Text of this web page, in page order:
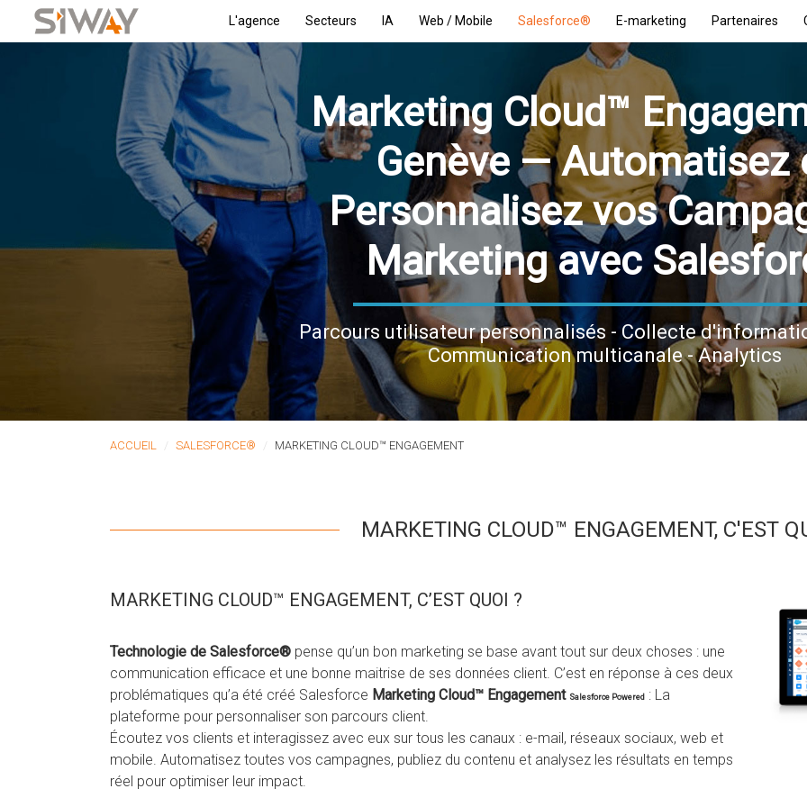
L'agence Secteurs IA Web / Mobile Salesforce® E-marketing Partenaires
Marketing Cloud™
Genève — Automatisez
Personnalisez vos
Marketing avec
Parcours utilisateur personnalisés - Collecte
Communication multicanale - Analytics
ACCUEIL SALESFORCE® MARKETING CLOUD™ ENGAGEMENT
MARKETING CLOUD™ ENGAGEMENT, C'EST
MARKETING CLOUD™ ENGAGEMENT, C’EST QUOI ?
Technologie de Salesforce® pense qu’un bon marketing se base avant tout sur deux choses : une
communication efficace et une bonne maitrise de ses données client. C’est en réponse à ces deux
problématiques qu’a été créé Salesforce Marketing Cloud™ Engagement Salesforce Powered
: La
plateforme pour personnaliser son parcours client.
Écoutez vos clients et interagissez avec eux sur tous les canaux : e-mail, réseaux sociaux, web et
mobile. Automatisez toutes vos campagnes, publiez du contenu et analysez les résultats en temps
réel pour optimiser leur impact.